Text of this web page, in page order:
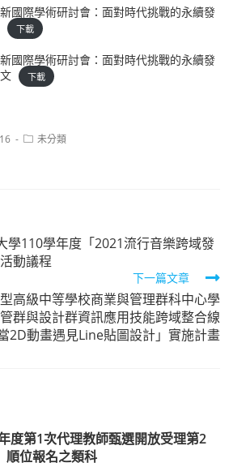
國際學術研討會：面對時代挑戰的永續發
下載
國際學術研討會：面對時代挑戰的永續發
下載
Post未分類
學110學年度「2021流行音樂跨域發
動議程
下一篇文章
高級中等學校商業與管理群科中心學
群與設計群資訊應用技能跨域整合線
2D動畫遇見Line貼圖設計」實施計畫
度第1次代理教師甄選開放受理第2
順位報名之類科